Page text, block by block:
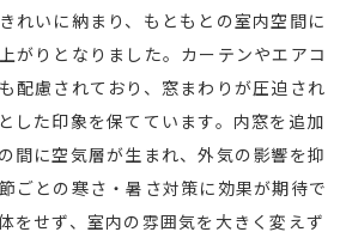
れいに納まり、もともとの室内空間に
がりとなりました。カーテンやエアコ
配慮されており、窓まわりが圧迫され
した印象を保てています。内窓を追加
間に空気層が生まれ、外気の影響を抑
ごとの寒さ・暑さ対策に効果が期待で
をせず、室内の雰囲気を大きく変えず